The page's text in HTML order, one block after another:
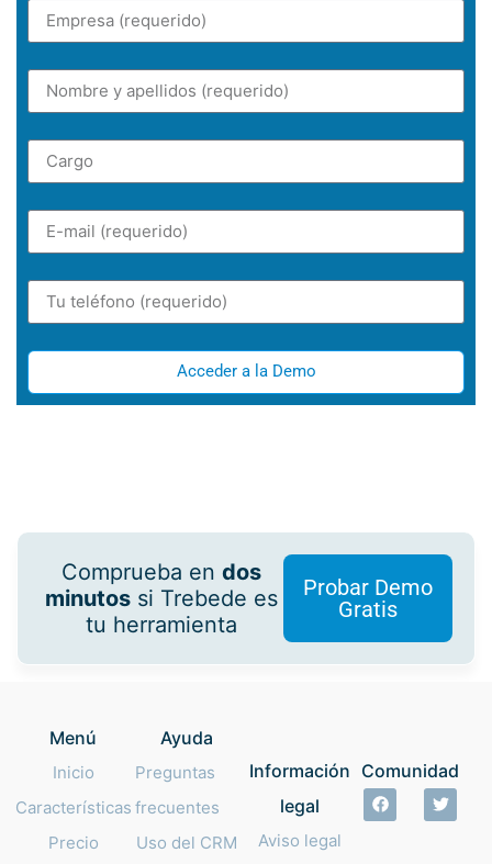
Acceder a la Demo
Comprueba endos
minutos si Trebede es
tu herramienta
Probar Demo
Gratis
Menú
Inicio
Características
Precio
Ayuda
Preguntas
frecuentes
Uso del CRM
Información
legal
Aviso legal
Comunidad